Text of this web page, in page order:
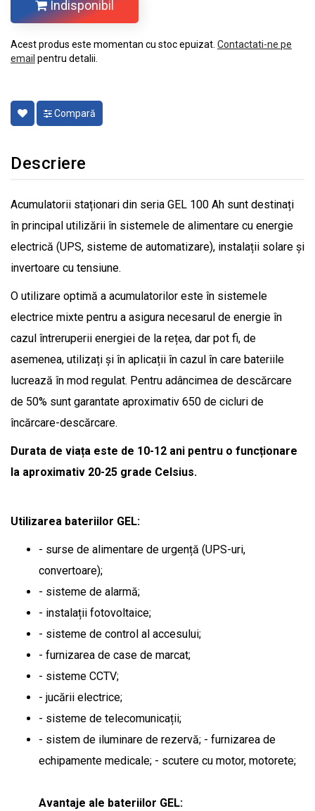
Indisponibil
Acest produs este momentan cu stoc epuizat. Contactati-ne pe
email pentru detalii.
Compară
Descriere
Acumulatorii staționari din seria GEL 100 Ah sunt destinați
în principal utilizării în sistemele de alimentare cu energie
electrică (UPS, sisteme de automatizare), instalații solare și
invertoare cu tensiune.
O utilizare optimă a acumulatorilor este în sistemele
electrice mixte pentru a asigura necesarul de energie în
cazul întreruperii energiei de la rețea, dar pot fi, de
asemenea, utilizați și în aplicații în cazul în care bateriile
lucrează în mod regulat. Pentru adâncimea de descărcare
de 50% sunt garantate aproximativ 650 de cicluri de
încărcare-descărcare.
Durata de viața este de 10-12 ani pentru o funcționare
la aproximativ 20-25 grade Celsius.
Utilizarea bateriilor GEL:
- surse de alimentare de urgență (UPS-uri,
convertoare);
- sisteme de alarmă;
- instalații fotovoltaice;
- sisteme de control al accesului;
- furnizarea de case de marcat;
- sisteme CCTV;
- jucării electrice;
- sisteme de telecomunicații;
- sistem de iluminare de rezervă; - furnizarea de
echipamente medicale; - scutere cu motor, motorete;
Avantaje ale bateriilor GEL: